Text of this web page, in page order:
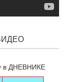
в ДНЕВНИКЕ